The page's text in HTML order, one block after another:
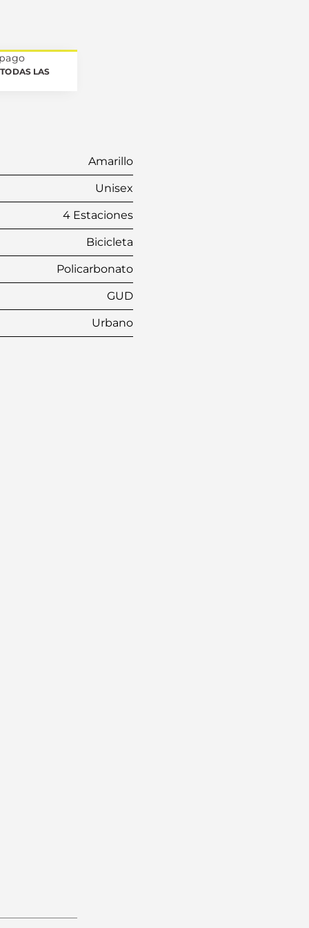
LAS
Amarillo
Unisex
4 Estaciones
Bicicleta
Policarbonato
GUD
Urbano